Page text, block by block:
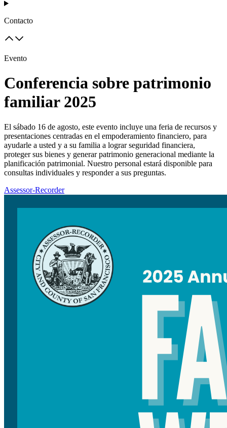
Contacto
Evento
Conferencia sobre patrimonio
familiar 2025
El sábado 16 de agosto, este evento incluye una feria de recursos y
presentaciones centradas en el empoderamiento financiero, para
ayudarle a usted y a su familia a lograr seguridad financiera,
proteger sus bienes y generar patrimonio generacional mediante la
planificación patrimonial. Nuestro personal estará disponible para
consultas individuales y responder a sus preguntas.
Assessor-Recorder